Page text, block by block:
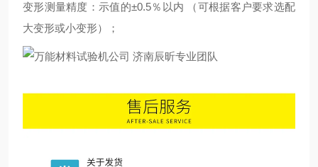
变形测量精度：示值的±0.5％以内 （可根据客户要求选配
大变形或小变形）；